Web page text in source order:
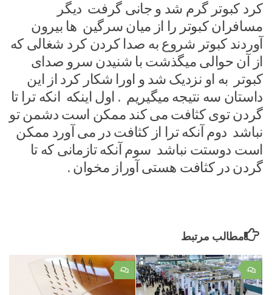
کرد کبوتر گرم شد و جانی گرفت دیگر
مسافران کبوتر را از میان سرگین ها بیرون
آوردند کبوتر شروع به صدا کردن کرد شغالی که
از آن حوالی میگذشت با شنیدن سرو صدای
کبوتر به او نزدیک شد و اورا شکار کرد از این
داستان سه نتیجه میگیریم . اول اینکه انکه ترا تا
گردن توی کثافت می کند ممکن است دشمن تو
نباشد دوم آنکه ترا از کثافت در می آورد ممکن
است دوستت نباشد سوم آنکه تازمانی که تا
گردن در کثافت هستی آوراز مخوان .
مطالب مرتبط
۰ ۰